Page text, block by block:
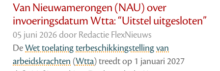
Van Nieuwamerongen (NAU) over
invoeringsdatum Wtta: “Uitstel uitgesloten”
05 juni 2026 door Redactie FlexNieuws
DeWet toelating terbeschikkingstelling van
arbeidskrachten (Wtta) treedt op 1 januari 2027